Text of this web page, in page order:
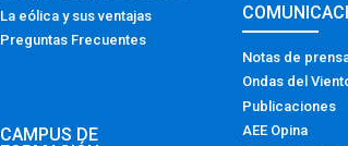
La eólica y sus ventajas
Preguntas Frecuentes
CAMPUS DE
Notas de
Ondas del
Publicaciones
AEE Opina